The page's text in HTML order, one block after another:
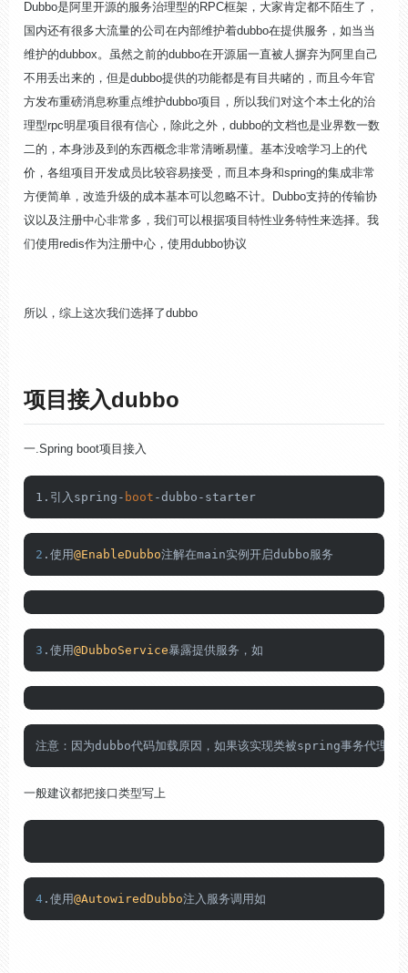
Dubbo是阿里开源的服务治理型的 RPC框架，大家肯定都不陌生了，
国内还有很多大流量的公司在内部维护着dubbo在提供服务，如当当
维护的dubbox。虽然之前的dubbo在开源届一直被人摒弃为阿里自己
不用丢出来的，但是dubbo提供的功能都是有目共睹的，而且今年官
方发布重磅消息称重点维护dubbo项目，所以我们对这个本土化的治
理型rpc明星项目很有信心，除此之外， dubbo的文档也是业界数一数
二的，本身涉及到的东西概念非常清晰易懂。基本没啥学习上的代
价，各组项目开发成员比较容易接受，而且本身和spring的集成非常
方便简单，改造升级的成本基本可以忽略不计。
Dubbo支持的传输协
议以及注册中心非常多，我们可以根据项目特性业务特性来选择。我
们使用redis作为注册中心，使用dubbo协议
所以，综上这次我们选择了dubbo
项目接入dubbo
一.Spring boot项目接入
1.引入spring- boot -dubbo-starter
2 .使用@EnableDubbo注解在main实例开启dubbo服务
3 .使用@DubboService暴露提供服务，如
注意：因为dubbo代码加载原因，如果该实现类被spring事务代理了
一般建议都把接口类型写上
4 .使用@AutowiredDubbo注入服务调用如